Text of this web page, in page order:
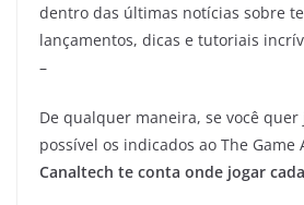
dentro das últimas notícias sobre
lançamentos, dicas e tutoriais
–
De qualquer maneira, se você
possível os indicados ao The Game
Canaltech te conta onde jogar